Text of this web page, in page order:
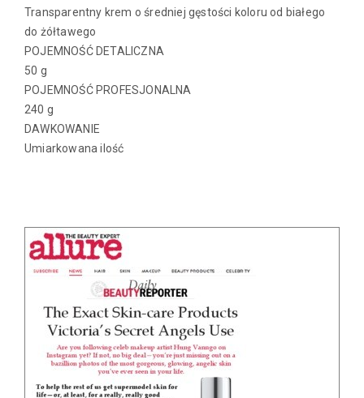
Transparentny krem o średniej gęstości koloru od białego
do żółtawego
POJEMNOŚĆ DETALICZNA
50 g
POJEMNOŚĆ PROFESJONALNA
240 g
DAWKOWANIE
Umiarkowana ilość